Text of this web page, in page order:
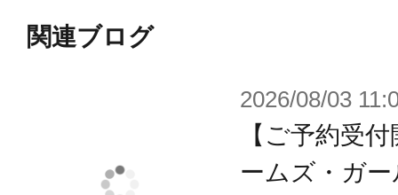
関連ブログ
2026/08/03
【ご予約受
ームズ・ガ